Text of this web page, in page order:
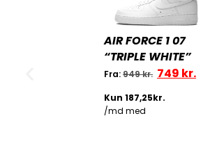
AIR FORCE 1 07
“TRIPLE WHITE”
Fra:949kr. 749 kr.